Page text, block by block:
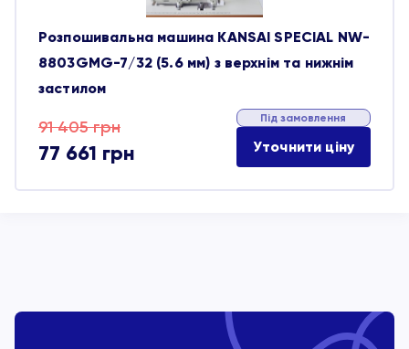
Розпошивальна машина KANSAI SPECIAL NW-
8803GMG-7/32 (5.6 мм) з верхнім та нижнім
застилом
91 405грн
Оригінальна
ціна:
91 405 грн.
77 661 грн
Поточна
ціна:
77 661 грн.
Під замовлення
Уточнити ціну